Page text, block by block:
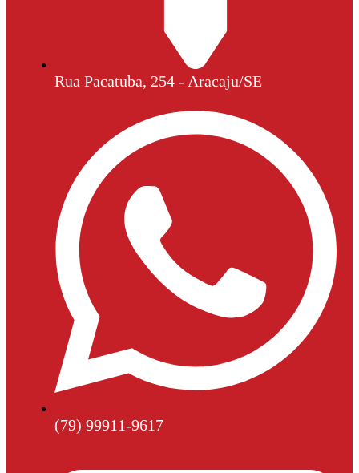
Rua Pacatuba, 254 - Aracaju/SE
(79) 99911-9617